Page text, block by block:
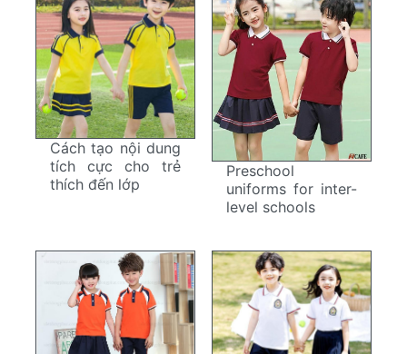
Cách tạo nội dung
tích cực cho trẻ
thích đến lớp
Preschool
uniforms for inter-
level schools